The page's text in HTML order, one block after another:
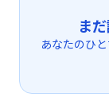
ま
あなたのひ